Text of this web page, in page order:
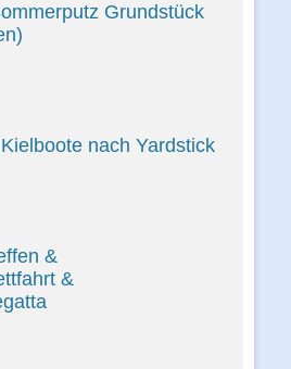
Grundstück
nach Yardstick
&
&